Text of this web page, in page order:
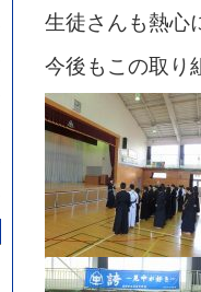
生徒さんも熱心
今後もこの取り